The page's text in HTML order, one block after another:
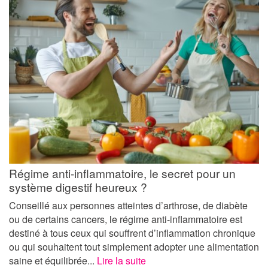
Régime anti-inflammatoire, le secret pour un
système digestif heureux ?
Conseillé aux personnes atteintes d’arthrose, de diabète
ou de certains cancers, le régime anti-inflammatoire est
destiné à tous ceux qui souffrent d’inflammation chronique
ou qui souhaitent tout simplement adopter une alimentation
saine et équilibrée... Lire la suite